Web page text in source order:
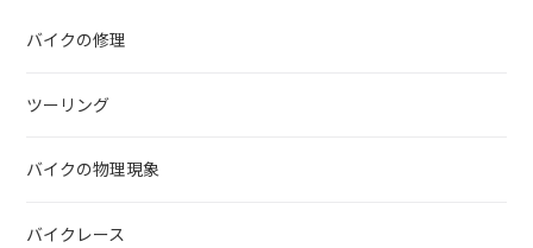
バイクの修理
ツーリング
バイクの物理現象
バイクレース